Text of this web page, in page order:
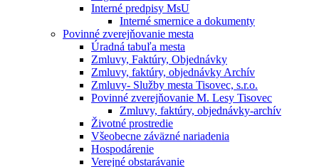
Interné predpisy MsU
Interné smernice a dokumenty
Povinné zverejňovanie mesta
Úradná tabuľa mesta
Zmluvy, Faktúry, Objednávky
Zmluvy, faktúry, objednávky Archív
Zmluvy- Služby mesta Tisovec, s.r.o.
Povinné zverejňovanie M. Lesy Tisovec
Zmluvy, faktúry, objednávky-archív
Životné prostredie
Všeobecne záväzné nariadenia
Hospodárenie
Verejné obstarávanie